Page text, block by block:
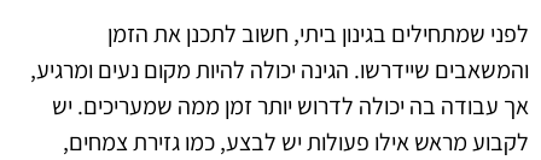
לפני שמתחילים בגינון ביתי, חשוב לתכנן את הזמן
והמשאבים שיידרשו. הגינה יכולה להיות מקום נעים ומרגיע,
אך עבודה בה יכולה לדרוש יותר זמן ממה שמעריכים. יש
לקבוע מראש אילו פעולות יש לבצע, כמו גזירת צמחים,